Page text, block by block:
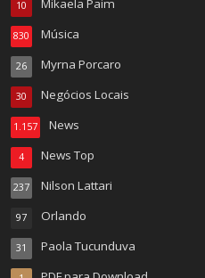
Mikaela Paim
10
Música
830
Myrna Porcaro
26
Negócios Locais
30
News
1.157
News Top
4
Nilson Lattari
237
Orlando
97
Paola Tucunduva
31